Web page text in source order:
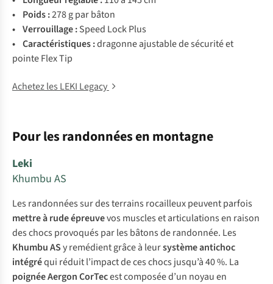
• Poids :278 g par bâton
• Verrouillage :Speed Lock Plus
• Caractéristiques :dragonne ajustable de sécurité et
pointe Flex Tip
Achetez les LEKI Legacy
Pour les randonnées en montagne
Leki
Khumbu AS
Les randonnées sur des terrains rocailleux peuvent parfois
mettre à rude épreuvevos muscles et articulations en raison
des chocs provoqués par les bâtons de randonnée. Les
Khumbu ASy remédient grâce à leursystème antichoc
intégréqui réduit l’impact de ces chocs jusqu’à 40 %. La
poignée Aergon CorTecest composée d’un noyau en